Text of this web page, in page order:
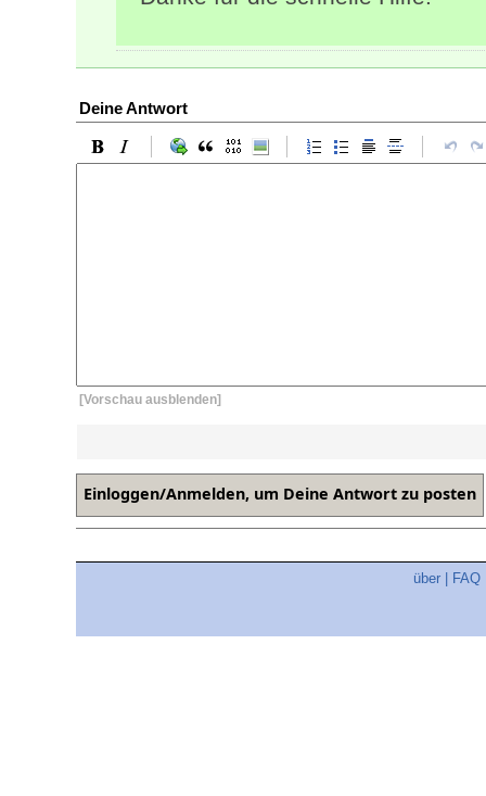
Deine Antwort
[Vorschau ausblenden]
über FAQ